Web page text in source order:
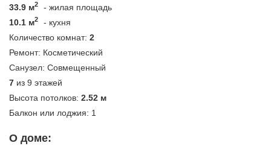
33.9 м2
- жилая площадь
10.1 м2
- кухня
Количество комнат: 2
Ремонт: Косметический
Санузел: Совмещенный
7 из 9 этажей
Высота потолков: 2.52 м
Балкон или лоджия: 1
О доме: